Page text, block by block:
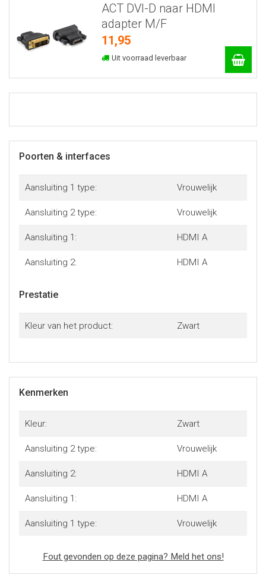
ACT DVI-D naar HDMI
adapter M/F
11,95
Uit voorraad leverbaar
Poorten & interfaces
Aansluiting 1 type: Vrouwelijk
Aansluiting 2 type: Vrouwelijk
Aansluiting 1: HDMI A
Aansluiting 2: HDMI A
Prestatie
Kleur van het product: Zwart
Kenmerken
Kleur: Zwart
Aansluiting 2 type: Vrouwelijk
Aansluiting 2: HDMI A
Aansluiting 1: HDMI A
Aansluiting 1 type: Vrouwelijk
Fout gevonden op deze pagina? Meld het ons!